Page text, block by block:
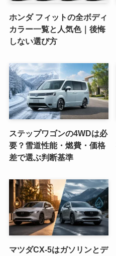
ホンダ フィットの全ボディ
カラー一覧と人気色｜後悔
しない選び方
ステップワゴンの4WDは必
要？雪道性能・燃費・価格
差で選ぶ判断基準
マツダCX-5はガソリンとデ